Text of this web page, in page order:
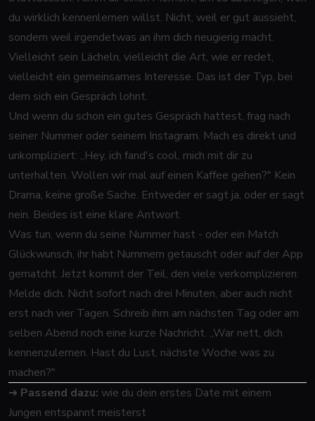
du wirklich kennenlernen willst. Nicht, weil er gut aussieht,
sondern weil irgendetwas an ihm dich neugierig macht.
Vielleicht sein Lächeln, vielleicht die Art, wie er redet,
vielleicht ein gemeinsames Interesse. Das ist der Typ, bei
dem sich ein Gespräch lohnt.
Und wenn du schon ein gutes Gespräch hattest, frag nach
seiner Nummer oder seinem Instagram. Mach es direkt und
unkompliziert: „Hey, ich fand's cool, mich mit dir zu
unterhalten. Wollen wir mal auf einen Kaffee gehen?" Kein
Drama, keine große Sache. Entweder er sagt ja, oder er sagt
nein. Beides ist eine klare Antwort.
Was tun, wenn du seine Nummer hast - oder ein Match
Glückwunsch, ihr habt Nummern getauscht oder auf der App
gematcht. Jetzt kommt der Teil, den viele verkomplizieren:
Melde dich. Nicht sofort nach drei Minuten, aber auch nicht
erst nach vier Tagen. Schreib ihm am nächsten Tag oder am
selben Abend noch eine kurze Nachricht. „War nett, dich
kennenzulernen. Hast du Lust, nächste Woche was zu
machen?"
➜ Passend dazu: wie du dein erstes Date mit einem
Jungen entspannt meisterst